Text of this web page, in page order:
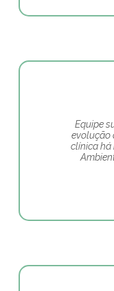
Equipe
evolução
clínica há